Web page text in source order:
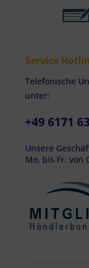
Service
Telefonische
unter:
+49 6171
Unsere
Mo. bis Fr. von